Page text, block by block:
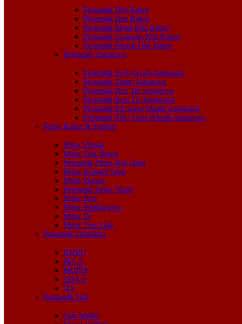
Pnömatik Dişi Rakor
Pnömatik Düz Rakor
Pnömatik Metal Düz Rakor
Pnömatik Somunlu Düz Rakor
Pnömatik Metrik Düz Rakor
Pnömatik Susturucu
Pnömatik Yaylı Ayarlı Susturucu
Pnömatik Sinter Susturucu
Pnömatik Düz Tip Susturucu
Pnömatik Kısa Tip Susturucu
Pnömatik Psl Serisi Plastik Susturucu
Pnömatik PSU Serisi Plastik Susturucu
Pirinç Rakor & Fittings
Pirinç Dirsek
Pirinç Düz Rakor
Pnömatik Pirinç Kör Tapa
Pirinç Küresel Vana
Pirinç Maşon
Pnömatik Pirinç Nipel
Pirinç Pres
Pirinç Redüksiyon
Pirinç Te
Pirinç Ters Lüle
Pnömatik Silindirler
KDNT
MA-S
MGPM
SDA-S
TN
Pnömatik Valf
Çek Valfler